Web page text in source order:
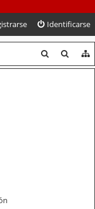
Identificarse
u
u